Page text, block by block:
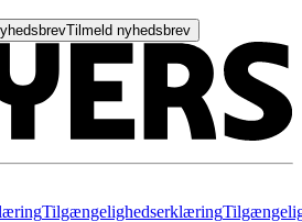
Tilmeld nyhedsbrev
Tilgængelighedserklæring